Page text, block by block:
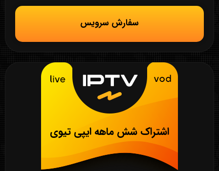
سفارش سرویس
اشتراک شش ماهه ایپی تیوی